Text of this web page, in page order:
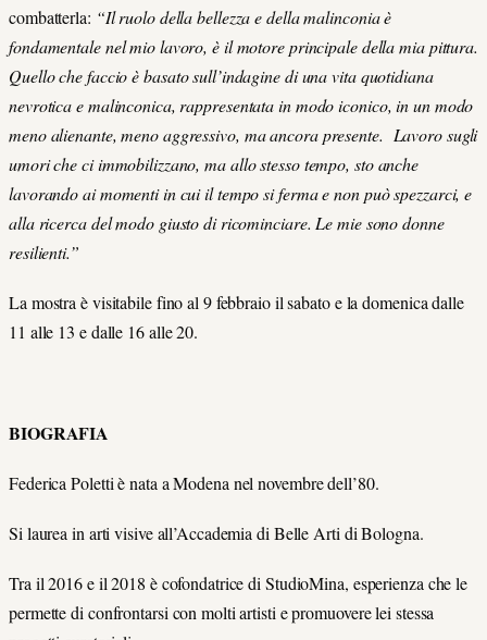
combatterla: “Il ruolo della bellezza e della malinconia è
fondamentale nel mio lavoro, è il motore principale della mia pittura.
Quello che faccio è basato sull’indagine di una vita quotidiana
nevrotica e malinconica, rappresentata in modo iconico, in un modo
meno alienante, meno aggressivo, ma ancora presente. Lavoro sugli
umori che ci immobilizzano, ma allo stesso tempo, sto anche
lavorando ai momenti in cui il tempo si ferma e non può spezzarci, e
alla ricerca del modo giusto di ricominciare. Le mie sono donne
resilienti.”
La mostra è visitabile fino al 9 febbraio il sabato e la domenica dalle
11 alle 13 e dalle 16 alle 20.
BIOGRAFIA
Federica Poletti è nata a Modena nel novembre dell’80.
Si laurea in arti visive all’Accademia di Belle Arti di Bologna.
Tra il 2016 e il 2018 è cofondatrice di StudioMina, esperienza che le
permette di confrontarsi con molti artisti e promuovere lei stessa